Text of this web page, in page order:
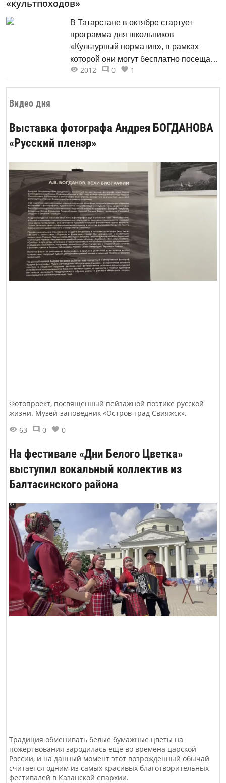
Видео дня
Выставка фотографа Андрея БОГДАНОВА
«Русский пленэр»
Фотопроект, посвященный пейзажной поэтике русской
жизни. Музей-заповедник «Остров-град Свияжск».
63
0 0
На фестивале «Дни Белого Цветка»
выступил вокальный коллектив из
Балтасинского района
Традиция обменивать белые бумажные цветы на
пожертвования зародилась ещё во времена царской
России, и на данный момент этот возрожденный обычай
считается одним из самых красивых благотворительных
фестивалей в Казанской епархии.
«культпоходов»
В Татарстане в октябре стартует
программа для школьников
«Культурный норматив», в рамках
которой они могут бесплатно посещать
музеи. Ребята будут записывать свои
2012 0 1